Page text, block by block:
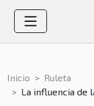
Inicio
Ruleta
La influencia de